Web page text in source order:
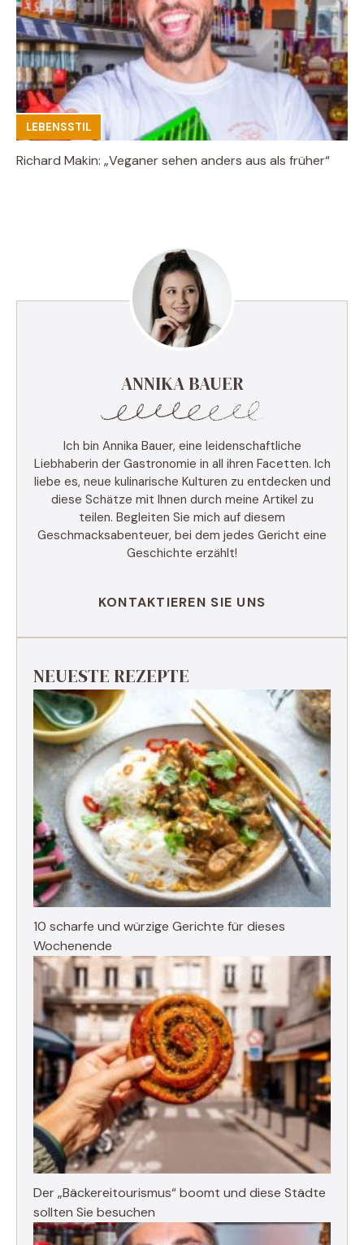
LEBENSSTIL
Richard Makin: „Veganer sehen anders aus als früher“
ANNIKA BAUER
Ich bin Annika Bauer, eine leidenschaftliche
Liebhaberin der Gastronomie in all ihren Facetten. Ich
liebe es, neue kulinarische Kulturen zu entdecken und
diese Schätze mit Ihnen durch meine Artikel zu
teilen. Begleiten Sie mich auf diesem
Geschmacksabenteuer, bei dem jedes Gericht eine
Geschichte erzählt!
KONTAKTIEREN SIE UNS
NEUESTE REZEPTE
10 scharfe und würzige Gerichte für dieses
Wochenende
Der „Bäckereitourismus“ boomt und diese Städte
sollten Sie besuchen